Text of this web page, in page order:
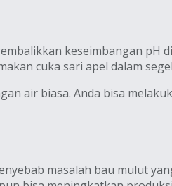
keseimbangan pH
cuka sari apel dalam
air biasa. Anda bisa
masalah bau mulut